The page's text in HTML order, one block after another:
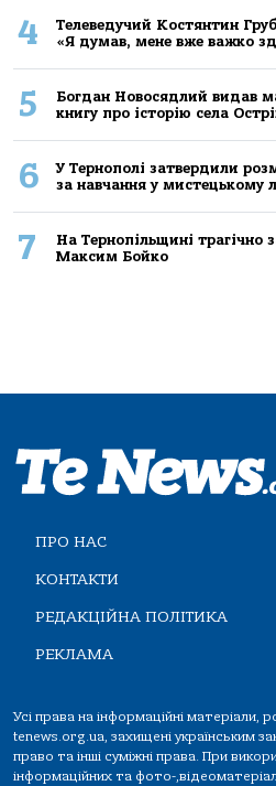
4
Телеведучий Костянтин
«Я думав, мене вже важко
5
Богдан Новосядлий видав
книгу про історію села
6
У Тернополі затвердили
за навчання у мистецькому
7
На Тернопільщині трагічно
Максим Бойко
ПРО НАС
КОНТАКТИ
РЕДАКЦІЙНА ПОЛІТИКА
РЕКЛАМА
Усі права на інформаційні матеріали,
tenews.org.ua, захищені українським
право та інші суміжні права. При
інформаційних та фото-